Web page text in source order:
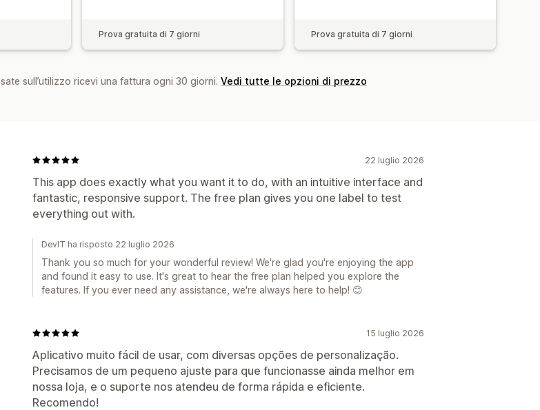
Prova gratuita di 7 giorni Prova gratuita di 7 giorni
sull’utilizzo ricevi una fattura ogni 30 giorni. Vedi tutte le opzioni di prezzo
22 luglio 2026
This app does exactly what you want it to do, with an intuitive interface and
fantastic, responsive support. The free plan gives you one label to test
everything out with.
DevIT ha risposto 22 luglio 2026
Thank you so much for your wonderful review! We're glad you're enjoying the app
and found it easy to use. It's great to hear the free plan helped you explore the
features. If you ever need any assistance, we're always here to help! 😊
15 luglio 2026
Aplicativo muito fácil de usar, com diversas opções de personalização.
Precisamos de um pequeno ajuste para que funcionasse ainda melhor em
nossa loja, e o suporte nos atendeu de forma rápida e eficiente.
Recomendo!